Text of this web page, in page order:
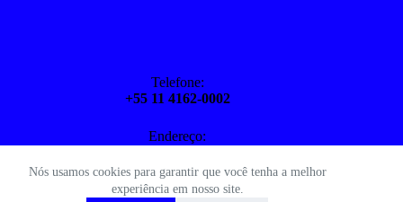
Nós usamos cookies para garantir que você tenha a melhor
experiência em nosso site.
Telefone:
+55 11 4162-0002
Endereço:
E-mail: